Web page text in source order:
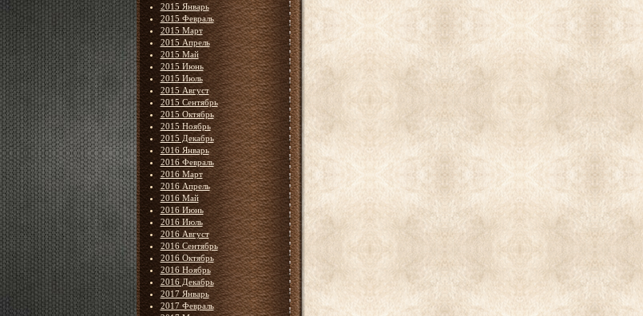
2015 Январь
2015 Февраль
2015 Март
2015 Апрель
2015 Май
2015 Июнь
2015 Июль
2015 Август
2015 Сентябрь
2015 Октябрь
2015 Ноябрь
2015 Декабрь
2016 Январь
2016 Февраль
2016 Март
2016 Апрель
2016 Май
2016 Июнь
2016 Июль
2016 Август
2016 Сентябрь
2016 Октябрь
2016 Ноябрь
2016 Декабрь
2017 Январь
2017 Февраль